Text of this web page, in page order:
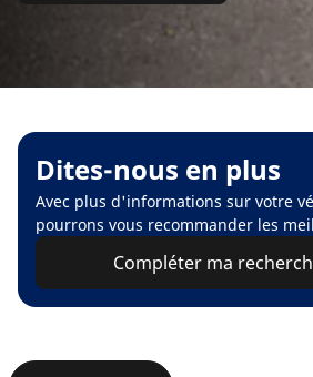
Dites-nous en plus
Avec plus d'informations sur votre
pourrons vous recommander les
Compléter ma